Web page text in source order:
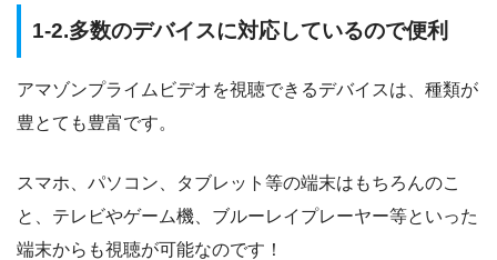
1-2.多数のデバイスに対応しているので便利
アマゾンプライムビデオを視聴できるデバイスは、種類が
豊とても豊富です。
スマホ、パソコン、タブレット等の端末はもちろんのこ
と、テレビやゲーム機、ブルーレイプレーヤー等といった
端末からも視聴が可能なのです！